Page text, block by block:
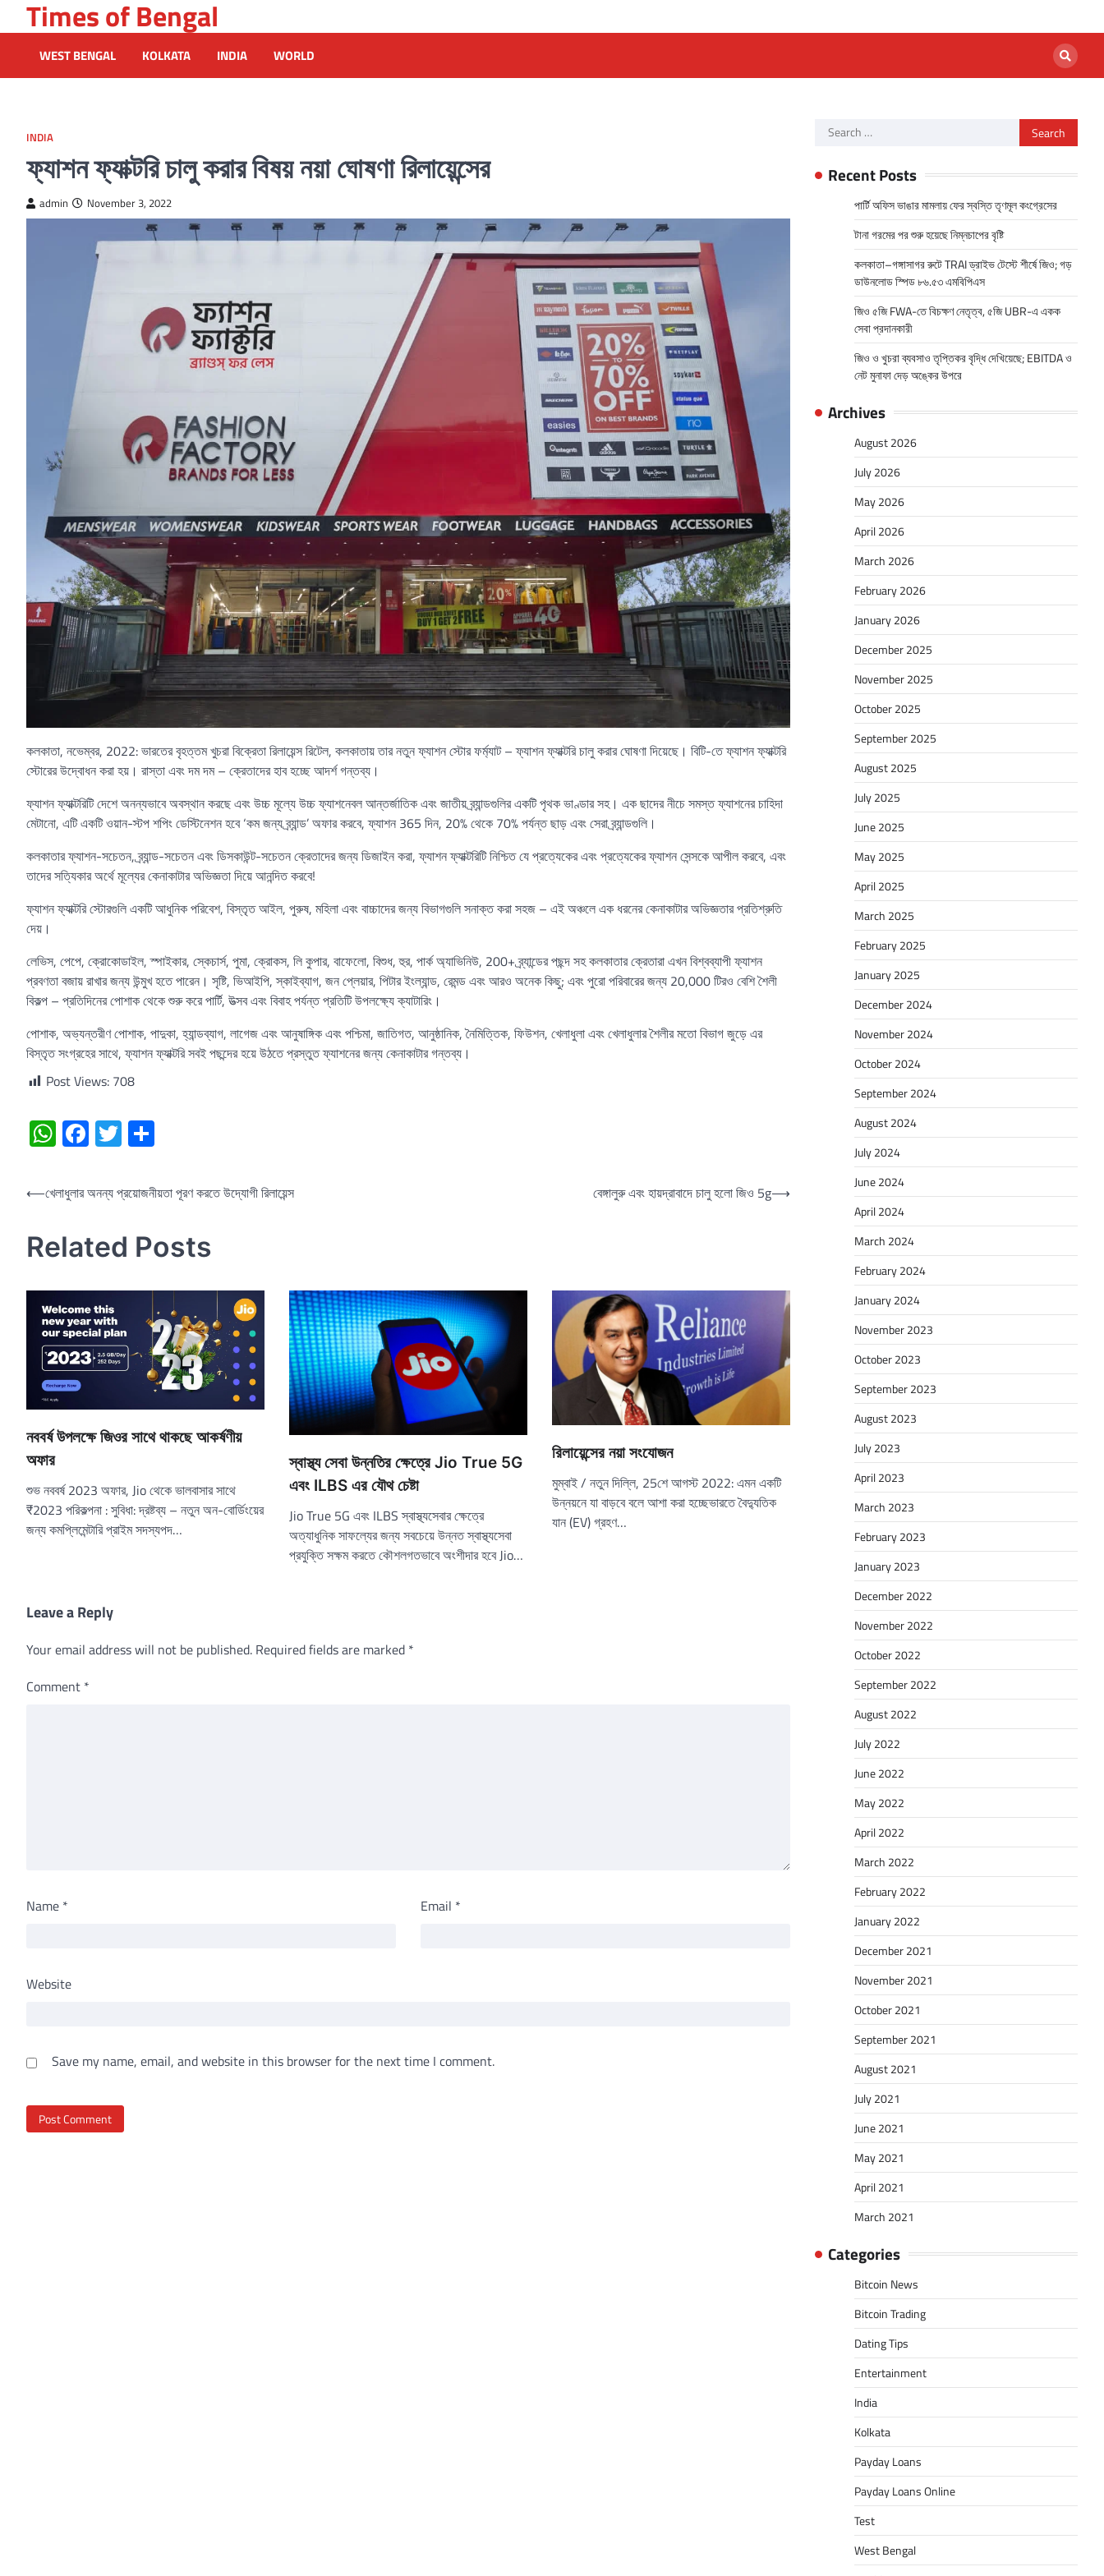
to
content
Times of Bengal
WEST BENGAL KOLKATA INDIA WORLD
INDIA
ফ্যাশন ফ্যাক্টরি চালু করার বিষয় নয়া ঘোষণা রিলায়েন্সের
admin November 3, 2022
কলকাতা, নভেম্বর, 2022: ভারতের বৃহত্তম খুচরা বিক্রেতা রিলায়েন্স রিটেল, কলকাতায় তার নতুন ফ্যাশন স্টোর ফর্ম্যাট – ফ্যাশন ফ্যাক্টরি চালু করার ঘোষণা দিয়েছে। বিটি-তে ফ্যাশন ফ্যাক্টরি
স্টোরের উদ্বোধন করা হয়। রাস্তা এবং দম দম – ক্রেতাদের হাব হচ্ছে আদর্শ গন্তব্য।
ফ্যাশন ফ্যাক্টরিটি দেশে অনন্যভাবে অবস্থান করছে এবং উচ্চ মূল্যে উচ্চ ফ্যাশনেবল আন্তর্জাতিক এবং জাতীয় ব্র্যান্ডগুলির একটি পৃথক ভাণ্ডার সহ। এক ছাদের নীচে সমস্ত ফ্যাশনের চাহিদা
মেটানো, এটি একটি ওয়ান-স্টপ শপিং ডেস্টিনেশন হবে ‘কম জন্য ব্র্যান্ড’ অফার করবে, ফ্যাশন 365 দিন, 20% থেকে 70% পর্যন্ত ছাড় এবং সেরা ব্র্যান্ডগুলি।
কলকাতার ফ্যাশন-সচেতন, ব্র্যান্ড-সচেতন এবং ডিসকাউন্ট-সচেতন ক্রেতাদের জন্য ডিজাইন করা, ফ্যাশন ফ্যাক্টরিটি নিশ্চিত যে প্রত্যেকের এবং প্রত্যেকের ফ্যাশন সেন্সকে আপীল করবে, এবং
তাদের সত্যিকার অর্থে মূল্যের কেনাকাটার অভিজ্ঞতা দিয়ে আনন্দিত করবে!
ফ্যাশন ফ্যাক্টরি স্টোরগুলি একটি আধুনিক পরিবেশ, বিস্তৃত আইল, পুরুষ, মহিলা এবং বাচ্চাদের জন্য বিভাগগুলি সনাক্ত করা সহজ – এই অঞ্চলে এক ধরনের কেনাকাটার অভিজ্ঞতার প্রতিশ্রুতি
দেয়।
লেভিস, পেপে, ক্রোকোডাইল, স্পাইকার, স্কেচার্স, পুমা, ক্রোকস, লি কুপার, বাফেলো, বিশুধ, হুর, পার্ক অ্যাভিনিউ, 200+ ব্র্যান্ডের পছন্দ সহ কলকাতার ক্রেতারা এখন বিশ্বব্যাপী ফ্যাশন
প্রবণতা বজায় রাখার জন্য উন্মুখ হতে পারেন। সৃষ্টি, ভিআইপি, স্কাইব্যাগ, জন প্লেয়ার, পিটার ইংল্যান্ড, রেমন্ড এবং আরও অনেক কিছু; এবং পুরো পরিবারের জন্য 20,000 টিরও বেশি শৈলী
বিকল্প – প্রতিদিনের পোশাক থেকে শুরু করে পার্টি, উত্সব এবং বিবাহ পর্যন্ত প্রতিটি উপলক্ষ্যে ক্যাটারিং।
পোশাক, অভ্যন্তরীণ পোশাক, পাদুকা, হ্যান্ডব্যাগ, লাগেজ এবং আনুষাঙ্গিক এবং পশ্চিমা, জাতিগত, আনুষ্ঠানিক, নৈমিত্তিক, ফিউশন, খেলাধুলা এবং খেলাধুলার শৈলীর মতো বিভাগ জুড়ে এর
বিস্তৃত সংগ্রহের সাথে, ফ্যাশন ফ্যাক্টরি সবই পছন্দের হয়ে উঠতে প্রস্তুত ফ্যাশনের জন্য কেনাকাটার গন্তব্য।
Post Views: 708
WhatsApp
Facebook
Twitter
Post
⟵খেলাধুলার অনন্য প্রয়োজনীয়তা পূরণ করতে উদ্যোগী রিলায়েন্স বেঙ্গালুরু এবং হায়দ্রাবাদে চালু হলো জিও 5g⟶
Related Posts
নববর্ষ উপলক্ষে জিওর সাথে থাকছে আকর্ষণীয়
অফার
শুভ নববর্ষ 2023 অফার, Jio থেকে ভালবাসার সাথে
₹2023 পরিকল্পনা : সুবিধা: দ্রষ্টব্য – নতুন অন-বোর্ডিংয়ের
জন্য কমপ্লিমেন্টারি প্রাইম সদস্যপদ…
স্বাস্থ্য সেবা উন্নতির ক্ষেত্রে Jio True 5G
এবং ILBS এর যৌথ চেষ্টা
Jio True 5G এবং ILBS স্বাস্থ্যসেবার ক্ষেত্রে
অত্যাধুনিক সাফল্যের জন্য সবচেয়ে উন্নত স্বাস্থ্যসেবা
প্রযুক্তি সক্ষম করতে কৌশলগতভাবে অংশীদার হবে Jio…
রিলায়েন্সের নয়া সংযোজন
মুম্বাই / নতুন দিল্লি, 25শে আগস্ট 2022: এমন একটি
উন্নয়নে যা বাড়বে বলে আশা করা হচ্ছেভারতে বৈদ্যুতিক
যান (EV) গ্রহণ…
Leave a Reply
Your email address will not be published. Required fields are marked *
Comment *
Name * Email *
Website
Save my name, email, and website in this browser for the next time I comment.
Search
Recent Posts
পার্টি অফিস ভাঙার মামলায় ফের স্বস্তি তৃণমূল কংগ্রেসের
টানা গরমের পর শুরু হয়েছে নিম্নচাপের বৃষ্টি
কলকাতা–গঙ্গাসাগর রুটে TRAI ড্রাইভ টেস্টে শীর্ষে জিও; গড়
ডাউনলোড স্পিড ৮৬.৫৩ এমবিপিএস
জিও ৫জি FWA-তে বিচক্ষণ নেতৃত্ব, ৫জি UBR-এ একক
সেবা প্রদানকারী
জিও ও খুচরা ব্যবসাও তৃপ্তিকর বৃদ্ধি দেখিয়েছে; EBITDA ও
নেট মুনাফা দেড় অঙ্কের উপরে
Archives
August 2026
July 2026
May 2026
April 2026
March 2026
February 2026
January 2026
December 2025
November 2025
October 2025
September 2025
August 2025
July 2025
June 2025
May 2025
April 2025
March 2025
February 2025
January 2025
December 2024
November 2024
October 2024
September 2024
August 2024
July 2024
June 2024
April 2024
March 2024
February 2024
January 2024
November 2023
October 2023
September 2023
August 2023
July 2023
April 2023
March 2023
February 2023
January 2023
December 2022
November 2022
October 2022
September 2022
August 2022
July 2022
June 2022
May 2022
April 2022
March 2022
February 2022
January 2022
December 2021
November 2021
October 2021
September 2021
August 2021
July 2021
June 2021
May 2021
April 2021
March 2021
Categories
Bitcoin News
Bitcoin Trading
Dating Tips
Entertainment
India
Kolkata
Payday Loans
Payday Loans Online
Test
West Bengal